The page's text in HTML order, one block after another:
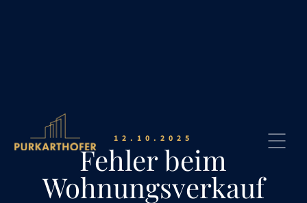
12.10.2025
Fehler beim
Wohnungsverkauf